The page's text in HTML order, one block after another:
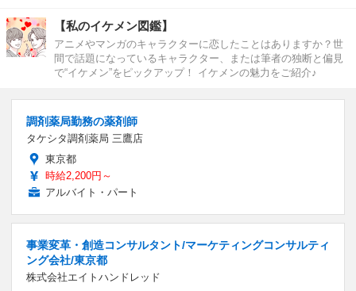
【私のイケメン図鑑】
アニメやマンガのキャラクターに恋したことはありますか？世
間で話題になっているキャラクター、または筆者の独断と偏見
で“イケメン”をピックアップ！ イケメンの魅力をご紹介♪
調剤薬局勤務の薬剤師
タケシタ調剤薬局 三鷹店
東京都
時給2,200円～
アルバイト・パート
事業変革・創造コンサルタント/マーケティングコンサルティ
ング会社/東京都
株式会社エイトハンドレッド